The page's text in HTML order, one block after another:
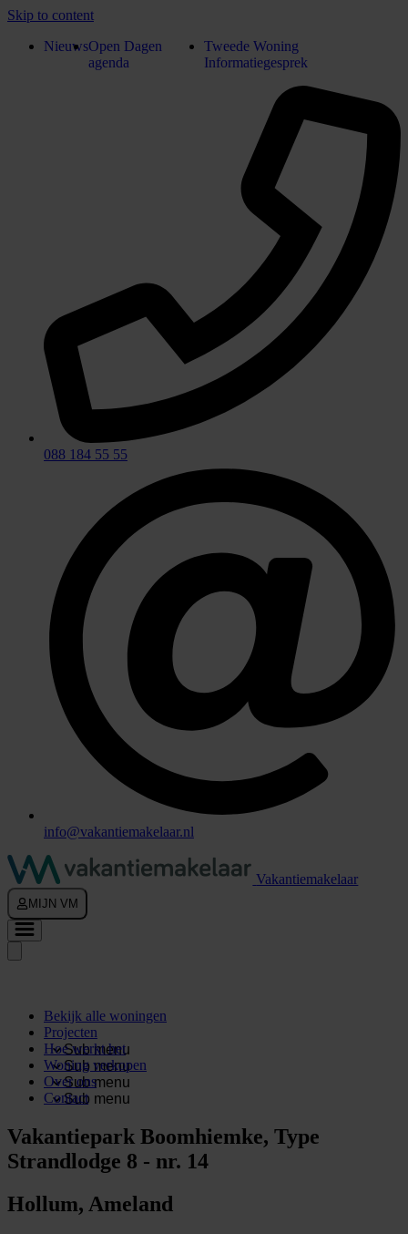
Skip to content
NieuwsOpen Dagen
agenda
Tweede Woning
Informatiegesprek
088 184 55 55
info@vakantiemakelaar.nl
Vakantiemakelaar
MIJN VM
Bekijk alle woningen
Projecten
Sub menu
Hoe werkt het
Sub menu
Woning verkopen
Sub menu
Over ons
Sub menu
Contact
Vakantiepark Boomhiemke, Type
Strandlodge 8 - nr. 14
Hollum, Ameland